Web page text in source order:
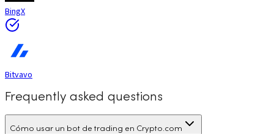
BingX
Bitvavo
Frequently asked questions
Cómo usar un bot de trading en Crypto.com